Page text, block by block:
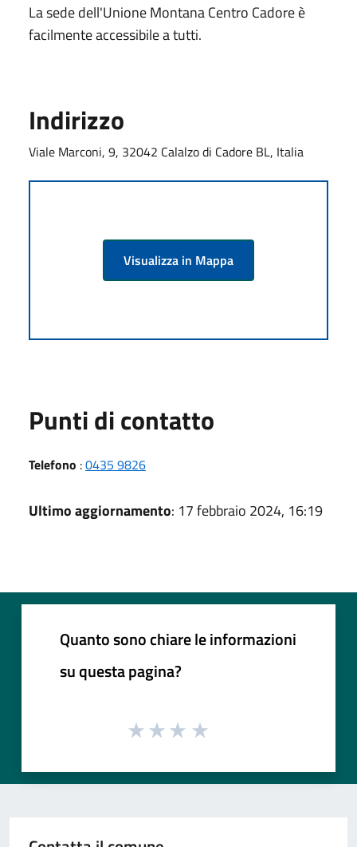
La sede dell'Unione Montana Centro Cadore è
facilmente accessibile a tutti.
Indirizzo
Viale Marconi, 9, 32042 Calalzo di Cadore BL, Italia
Visualizza in Mappa
Punti di contatto
Telefono :0435 9826
Ultimo aggiornamento: 17 febbraio 2024, 16:19
Quanto sono chiare le informazioni
su questa pagina?